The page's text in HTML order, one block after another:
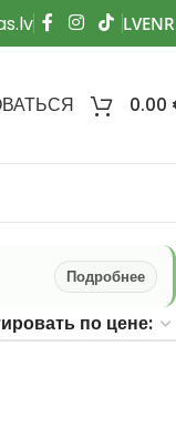
0.00
Подробнее